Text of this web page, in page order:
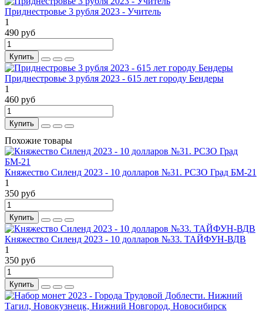
Приднестровье 3 рубля 2023 - Учитель
1
490 руб
Купить
Приднестровье 3 рубля 2023 - 615 лет городу Бендеры
1
460 руб
Купить
Похожие товары
Княжество Силенд 2023 - 10 долларов №31. РСЗО Град БМ-21
1
350 руб
Купить
Княжество Силенд 2023 - 10 долларов №33. ТАЙФУН-ВДВ
1
350 руб
Купить